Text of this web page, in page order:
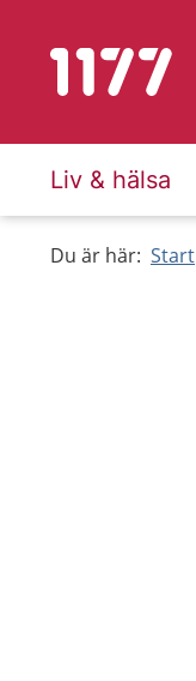
Till startsidan för
Liv & hälsa
Du är här: Start